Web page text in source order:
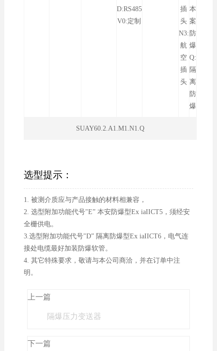
D:RS485
V0:定制
插
头
N3:
航
空
插
头
本
案
防
爆
Q:
隔
离
防
爆
SUAY60.2.A1.M1.N1.Q
选型提示：
1. 被测介质应与产品接触的材料相兼容，
2. 选型附加功能代号"E” 本安防爆型Ex iaIICT5，须经安
全栅供电。
3.选型附加功能代号"D” 隔离防爆型Ex iaIICT6，电气连
接处电缆最好加装防爆软管。
4. 其它特殊要求，敬请与本公司商洽，并在订单中注
明。
上一篇
隔爆压力变送器
下一篇